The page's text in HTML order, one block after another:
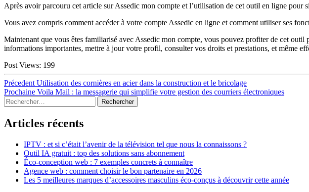
Après avoir parcouru cet article sur Assedic mon compte et l’utilisation de cet outil en ligne
Vous avez compris comment accéder à votre compte Assedic en ligne et comment utiliser ses
Maintenant que vous êtes familiarisé avec Assedic mon compte, vous pouvez profiter de cet
informations importantes, mettre à jour votre profil, consulter vos droits et prestations, et même
Post Views: 199
Navigation
de
l’article
Précedent Article
précédent :
Utilisation des cornières en acier dans la construction et le bricolage
Prochaine Article
suivant :
Voila Mail : la messagerie qui simplifie votre gestion des courriers électroniques
Sidebar
Rechercher :
Articles récents
IPTV : et si c’était l’avenir de la télévision tel que nous la connaissons ?
Outil IA gratuit : top des solutions sans abonnement
Éco-conception web : 7 exemples concrets à connaître
Agence web : comment choisir le bon partenaire en 2026
Les 5 meilleures marques d’accessoires masculins éco-conçus à découvrir cette année